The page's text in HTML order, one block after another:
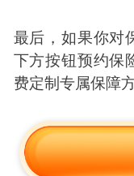
最后，如果你对
下方按钮预约保
费定制专属保障方